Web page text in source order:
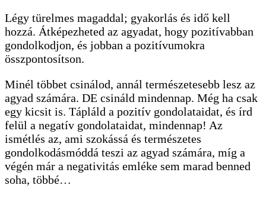
Légy türelmes magaddal; gyakorlás és idő kell
hozzá. Átképezheted az agyadat, hogy pozitívabban
gondolkodjon, és jobban a pozitívumokra
összpontosítson.
Minél többet csinálod, annál természetesebb lesz az
agyad számára. DE csináld mindennap. Még ha csak
egy kicsit is. Tápláld a pozitív gondolataidat, és írd
felül a negatív gondolataidat, mindennap! Az
ismétlés az, ami szokássá és természetes
gondolkodásmóddá teszi az agyad számára, míg a
végén már a negativitás emléke sem marad benned
soha, többé…